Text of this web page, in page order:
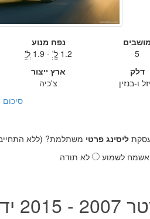
מושבים
5
נפח מנוע
1.2 ל'- 1.9 ל'
דלק
ו-בנזין
ארץ ייצור
צ'כיה
ליסינג פרטי משתלמת? (ללא
אשמח לשמוע
לא תודה